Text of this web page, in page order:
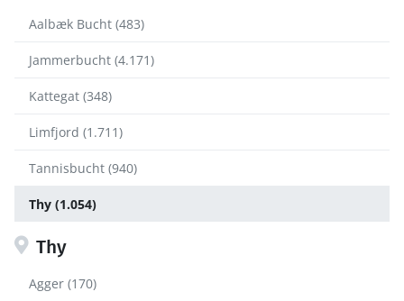
Aalbæk Bucht (483)
Jammerbucht (4.171)
Kattegat (348)
Limfjord (1.711)
Tannisbucht (940)
Thy (1.054)
Thy
Agger (170)